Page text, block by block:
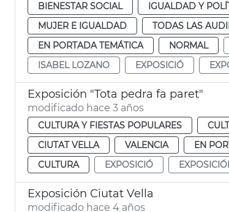
BIENESTAR SOCIAL IGUALDAD Y
MUJER E IGUALDAD
TODAS LAS
EN PORTADA TEMÁTICA
NORMAL
ISABEL LOZANO
EXPOSICIÓ
Exposición "Tota pedra fa paret"
modificado hace 3 años
CULTURA Y FIESTAS POPULARES
CIUTAT VELLA
VALENCIA EN
CULTURA
EXPOSICIÓ
Exposición Ciutat Vella
modificado hace 4 años